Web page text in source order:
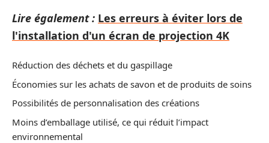
Lire également : Les erreurs à éviter lors de
l'installation d'un écran de projection 4K
Réduction des déchets et du gaspillage
Économies sur les achats de savon et de produits de soins
Possibilités de personnalisation des créations
Moins d’emballage utilisé, ce qui réduit l’impact
environnemental